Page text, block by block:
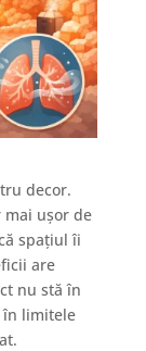
decor.
mai ușor de
spațiul îi
are
nu stă în
în limitele